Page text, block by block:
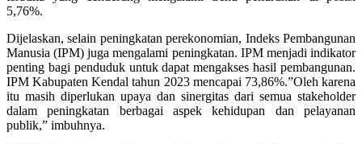
5,76%.
Dijelaskan, selain peningkatan perekonomian, Indeks Pembangunan
Manusia (IPM) juga mengalami peningkatan. IPM menjadi indikator
penting bagi penduduk untuk dapat mengakses hasil pembangunan.
IPM Kabupaten Kendal tahun 2023 mencapai 73,86%.”Oleh karena
itu masih diperlukan upaya dan sinergitas dari semua stakeholder
dalam peningkatan berbagai aspek kehidupan dan pelayanan
publik,” imbuhnya.